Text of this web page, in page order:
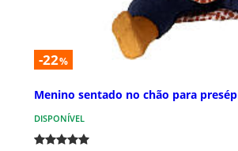
-22%
Menino sentado no chão para
DISPONÍVEL